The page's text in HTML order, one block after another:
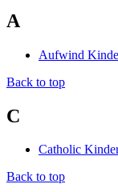
A
Aufwind
Back to top
C
Catholic
Back to top